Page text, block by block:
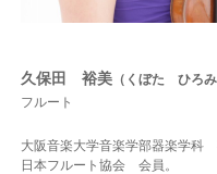
久保田 裕美（くぼた ひろみ
フルート
大阪音楽大学音楽学部器楽学科
日本フルート協会 会員。